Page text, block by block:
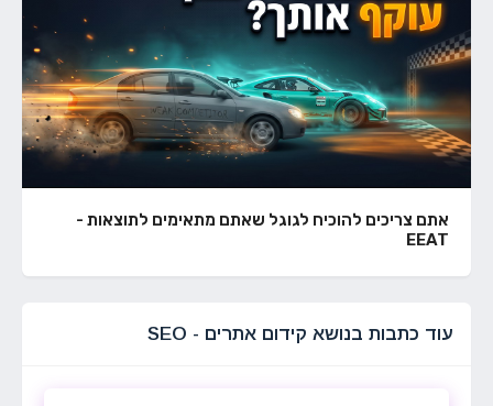
אתם צריכים להוכיח לגוגל שאתם מתאימים לתוצאות -
EEAT
עוד כתבות בנושא קידום אתרים - SEO